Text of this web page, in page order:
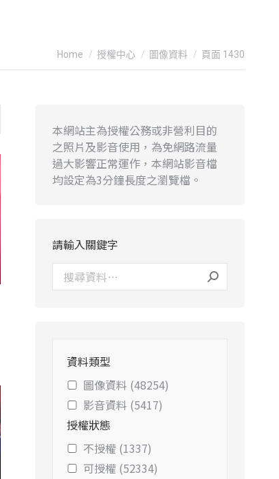
You are here:
Home 授權中心 圖像資料 頁面 1430
本網站主為授權公務或非營利目的
之照片及影音使用，為免網路流量
過大影響正常運作，本網站影音檔
均設定為3分鐘長度之瀏覽檔。
請輸入關鍵字
資料類型
圖像資料 (48254)
影音資料 (5417)
授權狀態
不授權 (1337)
可授權 (52334)